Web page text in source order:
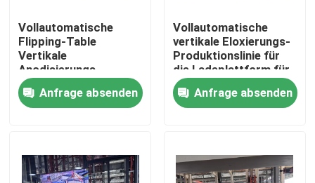
Haus
VR Show
Vollautomatische
Flipping-Table
Vertikale
Anodisierungs-
Produktionslinie für
Aluminiumprofile
Anfrage absenden
Vollautomatische
vertikale Eloxierungs-
Produktionslinie für
die Ladeplattform für
Aluminiumprofile
Anfrage absenden